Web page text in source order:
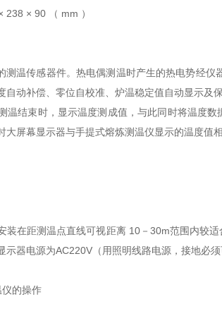
238 × 90 （ mm ）
温传感器件。热电偶测温时产生的热电势经
自动补偿、零位自校准、炉温稳定值自动显示及
温结束时，显示温度测成值，与此同时将温度
大屏幕显示器与手提式熔炼测温仪显示的温度值
装在距测温点直线可视距离 10－30m范围内较
示器电源为AC220V（用照明线路电源，接地必
的操作